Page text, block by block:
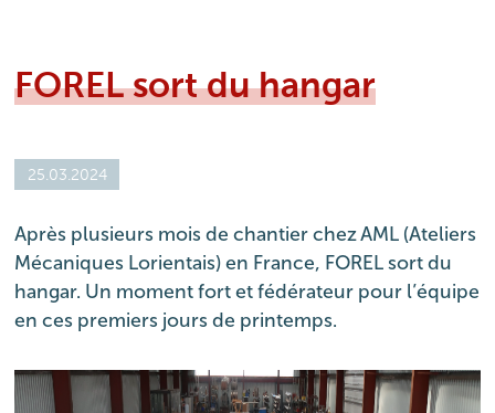
FOREL sort du hangar
25.03.2024
Après plusieurs mois de chantier chez AML (Ateliers
Mécaniques Lorientais) en France, FOREL sort du
hangar. Un moment fort et fédérateur pour l’équipe
en ces premiers jours de printemps.